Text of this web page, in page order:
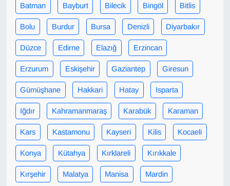
Batman Bayburt Bilecik Bingöl Bitlis
Bolu Burdur Bursa Denizli Diyarbakır
Düzce Edirne Elazığ Erzincan
Erzurum Eskişehir Gaziantep Giresun
Gümüşhane Hakkari Hatay Isparta
Iğdır Kahramanmaraş Karabük Karaman
Kars Kastamonu Kayseri Kilis Kocaeli
Konya Kütahya Kırklareli Kırıkkale
Kırşehir Malatya Manisa Mardin
Haber
HABERDE İNSAN
İngilizce
Kadın
Kamu Alımları
Kim Kimdir?
Kültür & Sanat